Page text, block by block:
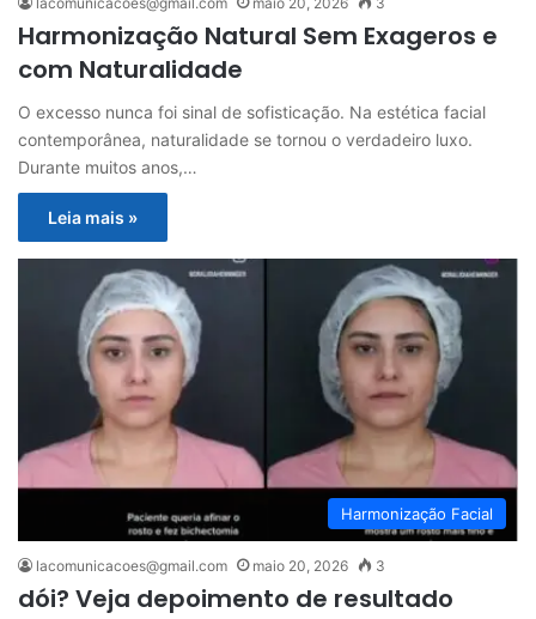
Harmonização Natural Sem Exageros e
com Naturalidade
O excesso nunca foi sinal de sofisticação. Na estética facial
contemporânea, naturalidade se tornou o verdadeiro luxo.
Durante muitos anos,…
Leia mais »
Harmonização Facial
lacomunicacoes@gmail.com maio 20, 2026 3
dói? Veja depoimento de resultado